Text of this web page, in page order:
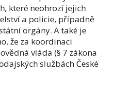
které neohrozí jejich
a policie, případně
orgány. A také je
že za koordinaci
vláda (§ 7 zákona
službách České